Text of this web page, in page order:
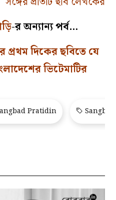
-র অন্যান্য পর্ব…
দিকের ছবিতে যে
ভিটেমাটির
Pratidin